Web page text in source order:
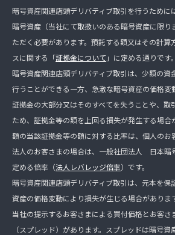
暗号資産関連店頭デリバティブ取引を行うために
暗号資産（当社にて取扱いのある暗号資産に限り
ただく必要があります。預託する額又はその計算
スに関する「証拠金について 」に定める通りです。
暗号資産関連店頭デリバティブ取引は、少額の資
行うことができる一方、急激な暗号資産の価格変
証拠金の大部分又はそのすべてを失うことや、取
ため、証拠金等の額を上回る損失が発生する場合
額の当該証拠金等の額に対する比率は、個人のお
法人のお客さまの場合は、一般社団法人 日本暗
定める倍率（法人レバレッジ倍率）です。
暗号資産関連店頭デリバティブ取引は、元本を保
資産の価格変動により損失が生じる場合がありま
当社の提示するお客さまによる買付価格とお客
（スプレッド）があります。スプレッドは暗号